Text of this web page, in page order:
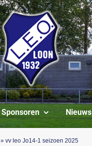
Sponsoren Nieuws
» vv leo Jo14-1 seizoen 2025